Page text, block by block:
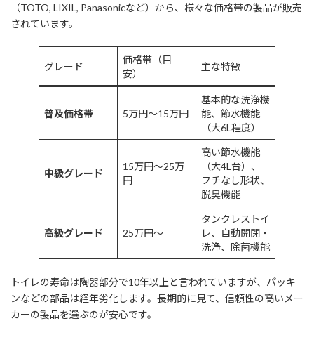
（TOTO, LIXIL, Panasonicなど）から、様々な価格帯の製品が販売
されています。
グレード
価格帯（目
安）
主な特徴
普及価格帯 5万円～15万円
基本的な洗浄機
能、節水機能
（大6L程度）
中級グレード
15万円～25万
円
高い節水機能
（大4L台）、
フチなし形状、
脱臭機能
高級グレード 25万円～
タンクレストイ
レ、自動開閉・
洗浄、除菌機能
トイレの寿命は陶器部分で10年以上と言われていますが、パッキ
ンなどの部品は経年劣化します。長期的に見て、信頼性の高いメー
カーの製品を選ぶのが安心です。